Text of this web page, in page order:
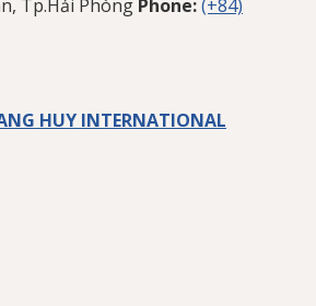
Tp.Hải Phòng Phone:(+84)
HUY INTERNATIONAL